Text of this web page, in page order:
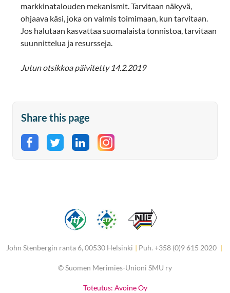
markkinatalouden mekanismit. Tarvitaan näkyvä,
ohjaava käsi, joka on valmis toimimaan, kun tarvitaan.
Jos halutaan kasvattaa suomalaista tonnistoa, tarvitaan
suunnittelua ja resursseja.
Jutun otsikkoa päivitetty 14.2.2019
Share this page
Share on Facebook
Share on Twitter
Share on LinkedIn
John Stenbergin ranta 6, 00530 Helsinki Puh. +358 (0)9 615 2020
©Suomen Merimies-Unioni SMU ry
Toteutus: Avoine Oy